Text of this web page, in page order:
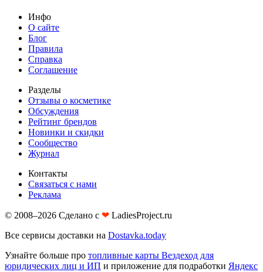
Инфо
О сайте
Блог
Правила
Справка
Соглашение
Разделы
Отзывы о косметике
Обсуждения
Рейтинг брендов
Новинки и скидки
Сообщество
Журнал
Контакты
Связаться с нами
Реклама
© 2008–2026 Сделано с ❤︎ LadiesProject.ru
Все сервисы доставки на Dostavka.today
Узнайте больше про топливные карты Вездеход для
юридических лиц и ИП и приложение для подработки Яндекс